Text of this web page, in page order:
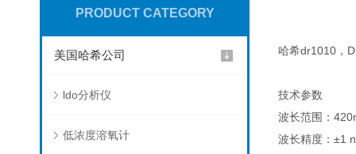
PRODUCT CATEGORY
美国哈希公司
ldo分析仪
低浓度溶氧计
哈希dr1010，
技术参数
波长范围：
波长精度：±1